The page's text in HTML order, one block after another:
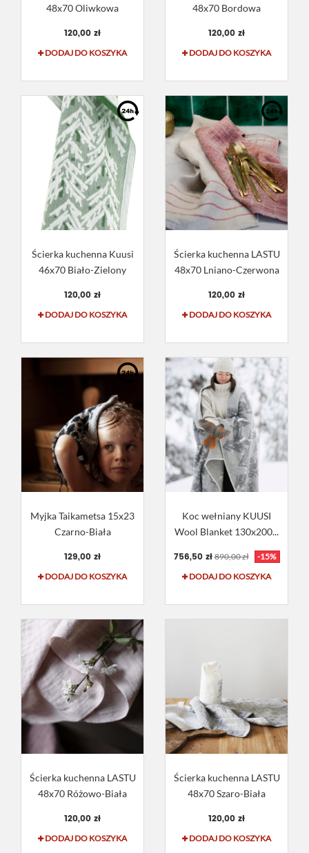
48x70 Oliwkowa
120,00 zł
DODAJ DO KOSZYKA
48x70 Bordowa
120,00 zł
DODAJ DO KOSZYKA
Ścierka kuchenna Kuusi
46x70 Biało-Zielony
120,00 zł
DODAJ DO KOSZYKA
Ścierka kuchenna LASTU
48x70 Lniano-Czerwona
120,00 zł
DODAJ DO KOSZYKA
Myjka Taikametsa 15x23
Czarno-Biała
129,00 zł
DODAJ DO KOSZYKA
Koc wełniany KUUSI
Wool Blanket 130x200...
756,50 zł 890,00 zł
-15%
DODAJ DO KOSZYKA
Ścierka kuchenna LASTU
48x70 Różowo-Biała
120,00 zł
DODAJ DO KOSZYKA
Ścierka kuchenna LASTU
48x70 Szaro-Biała
120,00 zł
DODAJ DO KOSZYKA